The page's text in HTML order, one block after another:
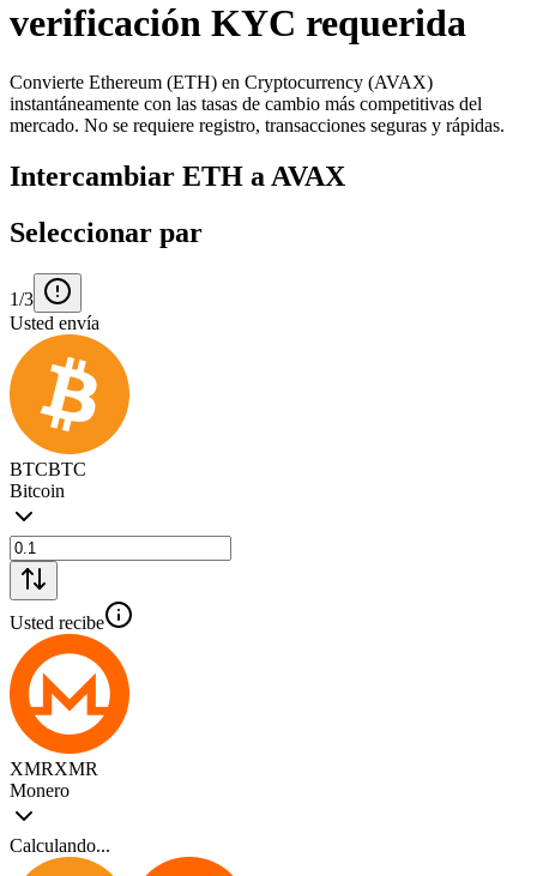
verificación KYC requerida
Convierte Ethereum (ETH) en Cryptocurrency (AVAX)
instantáneamente con las tasas de cambio más competitivas del
mercado. No se requiere registro, transacciones seguras y rápidas.
Intercambiar ETH a AVAX
Seleccionar par
1/3
Usted envía
BTCBTC
Bitcoin
Usted recibe
XMRXMR
Monero
Calculando...